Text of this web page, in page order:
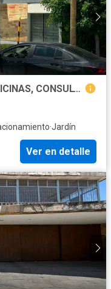
CASA EN RENTA IDEAL PARA OFICINAS, CONSULTORIOS O CASA HABITACIÓN EN ZONA LA PAZ
·Jardín
Ver en detalle